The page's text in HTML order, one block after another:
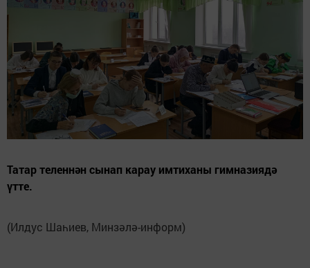
Татар теленнән сынап карау имтиханы гимназиядә
үтте.
(Илдус Шаһиев, Минзәлә-информ)